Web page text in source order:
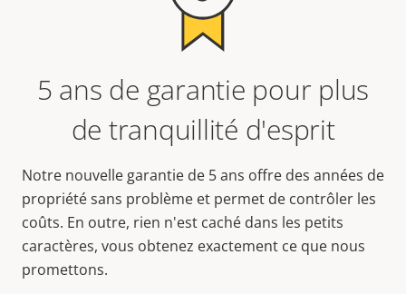
5 ans de garantie pour plus
de tranquillité d'esprit
Notre nouvelle garantie de 5 ans offre des années de
propriété sans problème et permet de contrôler les
coûts. En outre, rien n'est caché dans les petits
caractères, vous obtenez exactement ce que nous
promettons.